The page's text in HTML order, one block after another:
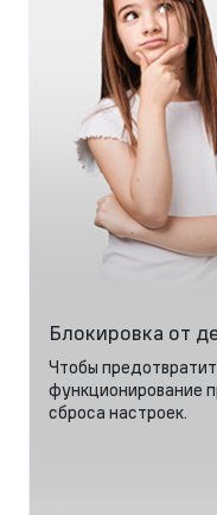
Блокировка от
Чтобы
функционирование
сброса настроек.